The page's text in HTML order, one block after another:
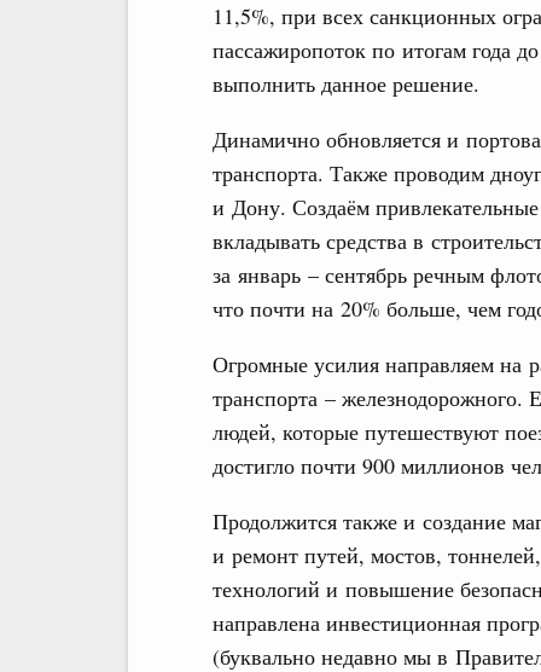
11,5%, при всех санкционных
пассажиропоток по итогам года
выполнить данное решение.
Динамично обновляется и
транспорта. Также проводим
и Дону. Создаём
вкладывать средства в
за январь – сентябрь речным
что почти на 20% больше, чем
Огромные усилия направляем на
транспорта – железнодорожного.
людей, которые путешествуют
достигло почти 900 миллионов
Продолжится также и создание
и ремонт путей, мостов,
технологий и повышение
направлена инвестиционная
(буквально недавно мы в